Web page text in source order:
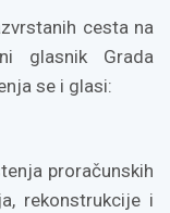
cesta na
glasnik Grada
se i glasi:
proračunskih
rekonstrukcije i